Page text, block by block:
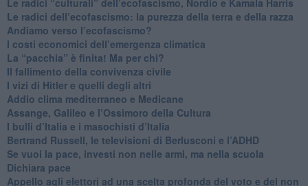
Le radici dell’ecofascismo: la purezza della terra e della razza
Andiamo verso l’ecofascismo?
I costi economici dell’emergenza climatica
​La “pacchia” è finita! Ma per chi?
​Il fallimento della convivenza civile
​I vizi di Hitler e quelli degli altri
Addio clima mediterraneo e Medicane
​Assange, Galileo e l’Ossimoro della Cultura
​I bulli d’Italia e i masochisti d’Italia
​Bertrand Russell, le televisioni di Berlusconi e l’ADHD
​Se vuoi la pace, investi non nelle armi, ma nella scuola
​Dichiara pace
​Appello agli elettori ad una scelta profonda del voto e del non